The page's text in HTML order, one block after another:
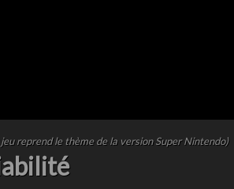
reprend le thème de la version Super Nintendo)